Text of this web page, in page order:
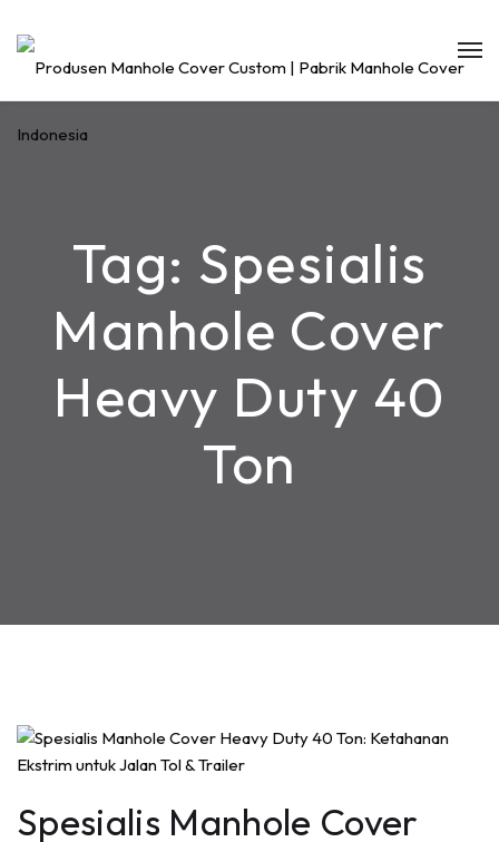
Tag: Spesialis
Manhole Cover
Heavy Duty 40
Ton
Spesialis Manhole Cover